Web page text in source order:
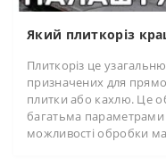
Який плиткоріз
Плиткоріз це
призначених для
плитки або кахлю. Це
багатьма параметрами
можливості обробки